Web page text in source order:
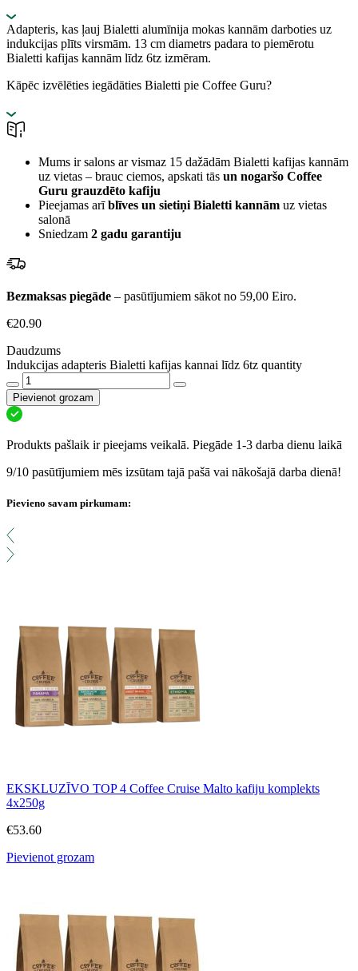
Adapteris, kas ļauj Bialetti alumīnija mokas kannām darboties uz
indukcijas plīts virsmām. 13 cm diametrs padara to piemērotu
Bialetti kafijas kannām līdz 6tz izmēram.
Kāpēc izvēlēties iegādāties Bialetti pie Coffee Guru?
Mums ir salons ar vismaz 15 dažādām Bialetti kafijas kannām
uz vietas – brauc ciemos, apskati tās un nogaršo Coffee
Guru grauzdēto kafiju
Pieejamas arīblīves un sietiņi Bialetti kannām uz vietas
salonā
Sniedzam 2 gadu garantiju
Bezmaksas piegāde – pasūtījumiem sākot no 59,00 Eiro.
€20.90
Daudzums
Indukcijas adapteris Bialetti kafijas kannai līdz 6tz quantity
Pievienot grozam
Produkts pašlaik ir pieejams veikalā. Piegāde 1-3 darba dienu laikā
9/10 pasūtījumiem mēs izsūtam tajā pašā vai nākošajā darba dienā!
Pievieno savam pirkumam:
EKSKLUZĪVO TOP 4 Coffee Cruise Malto kafiju komplekts
4x250g
€53.60
Pievienot grozam